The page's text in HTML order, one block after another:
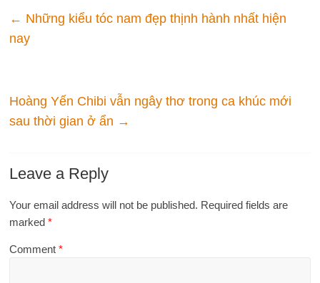
← Những kiểu tóc nam đẹp thịnh hành nhất hiện
nay
Hoàng Yến Chibi vẫn ngây thơ trong ca khúc mới
sau thời gian ở ẩn →
Leave a Reply
Your email address will not be published. Required fields are
marked*
Comment*